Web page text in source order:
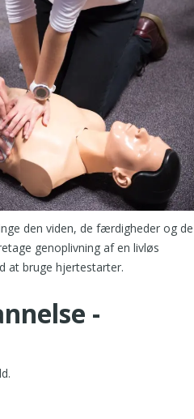
den viden, de færdigheder og de
genoplivning af en livløs
at bruge hjertestarter.
-